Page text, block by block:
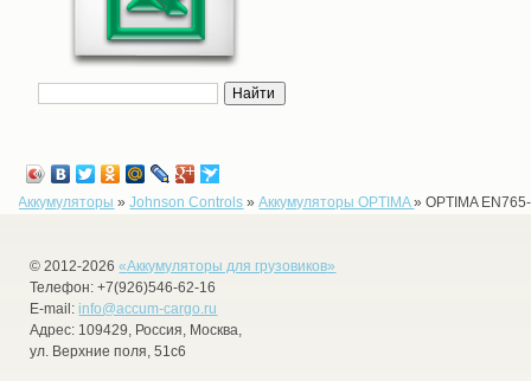
Аккумуляторы »Johnson Controls »Аккумуляторы OPTIMA»OPTIMA
© 2012-2026«Аккумуляторы для грузовиков»
Телефон:+7(926)546-62-16
E-mail:info@accum-cargo.ru
Адрес: 109429, Россия, Москва,
ул. Верхние поля, 51с6